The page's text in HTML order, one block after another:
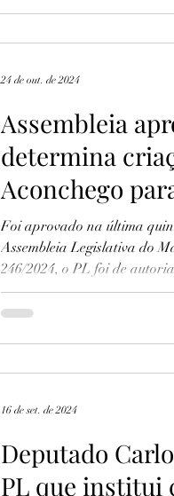
Assembleia
determina
Aconchego
neurodiversas
Foi aprovado na última
Assembleia Legislativa do
246/2024, o PL foi de
24 de out. de 2024
Deputado
PL que institui
16 de set. de 2024